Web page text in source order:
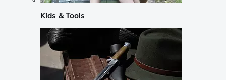
Kids & Tools